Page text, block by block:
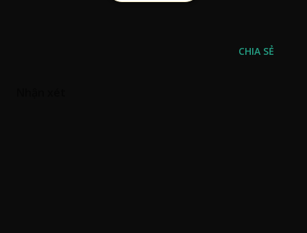
CHIA SẺ